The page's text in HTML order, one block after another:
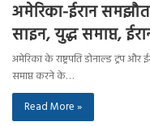
अमेरिका-ईरान
साइन, युद्ध समाप्त,
अमेरिका के राष्ट्रपति डोनाल्ड ट्रंप और
समाप्त करने के…
Read More »